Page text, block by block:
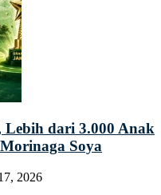
Lebih dari 3.000 Anak
Soya
2026